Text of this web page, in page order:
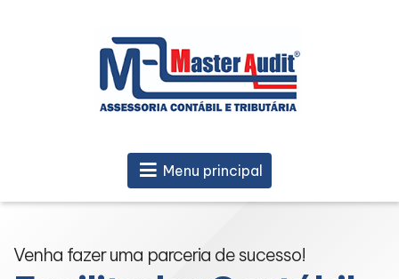
Menu principal
Venha fazer uma parceria de sucesso!